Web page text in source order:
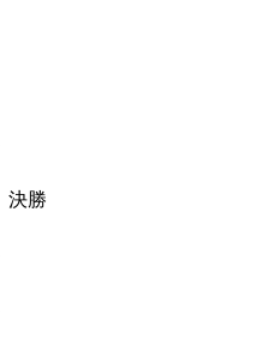
決勝